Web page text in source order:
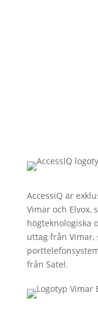
AccessiQ är
Vimar och Elvox,
högteknologiska
uttag från Vimar,
från Satel.